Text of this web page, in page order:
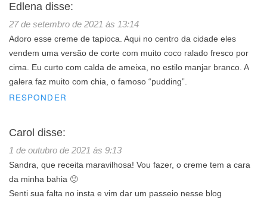
Edlena disse:
27 de setembro de 2021 às 13:14
Adoro esse creme de tapioca. Aqui no centro da cidade eles
vendem uma versão de corte com muito coco ralado fresco por
cima. Eu curto com calda de ameixa, no estilo manjar branco. A
galera faz muito com chia, o famoso “pudding”.
RESPONDER
Carol disse:
1 de outubro de 2021 às 9:13
Sandra, que receita maravilhosa! Vou fazer, o creme tem a cara
da minha bahia 🙂
Senti sua falta no insta e vim dar um passeio nesse blog